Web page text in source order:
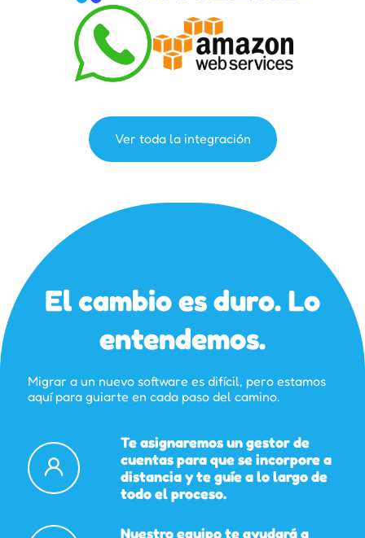
Ver toda la integración
El cambio es duro. Lo
entendemos.
Migrar a un nuevo software es difícil, pero estamos
aquí para guiarte en cada paso del camino.
Te asignaremos un gestor de
cuentas para que se incorpore a
distancia y te guíe a lo largo de
todo el proceso.
Nuestro equipo te ayudará a